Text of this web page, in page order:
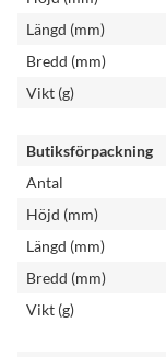
Längd (mm)
Bredd (mm)
Vikt (g)
Butiksförpackning
Antal
Höjd (mm)
Längd (mm)
Bredd (mm)
Vikt (g)